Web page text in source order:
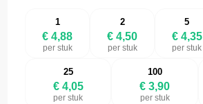
1
€ 4,88
per stuk
2
€ 4,50
per stuk
5
€ 4,35
per stuk
25
€ 4,05
per stuk
100
€ 3,90
per stuk